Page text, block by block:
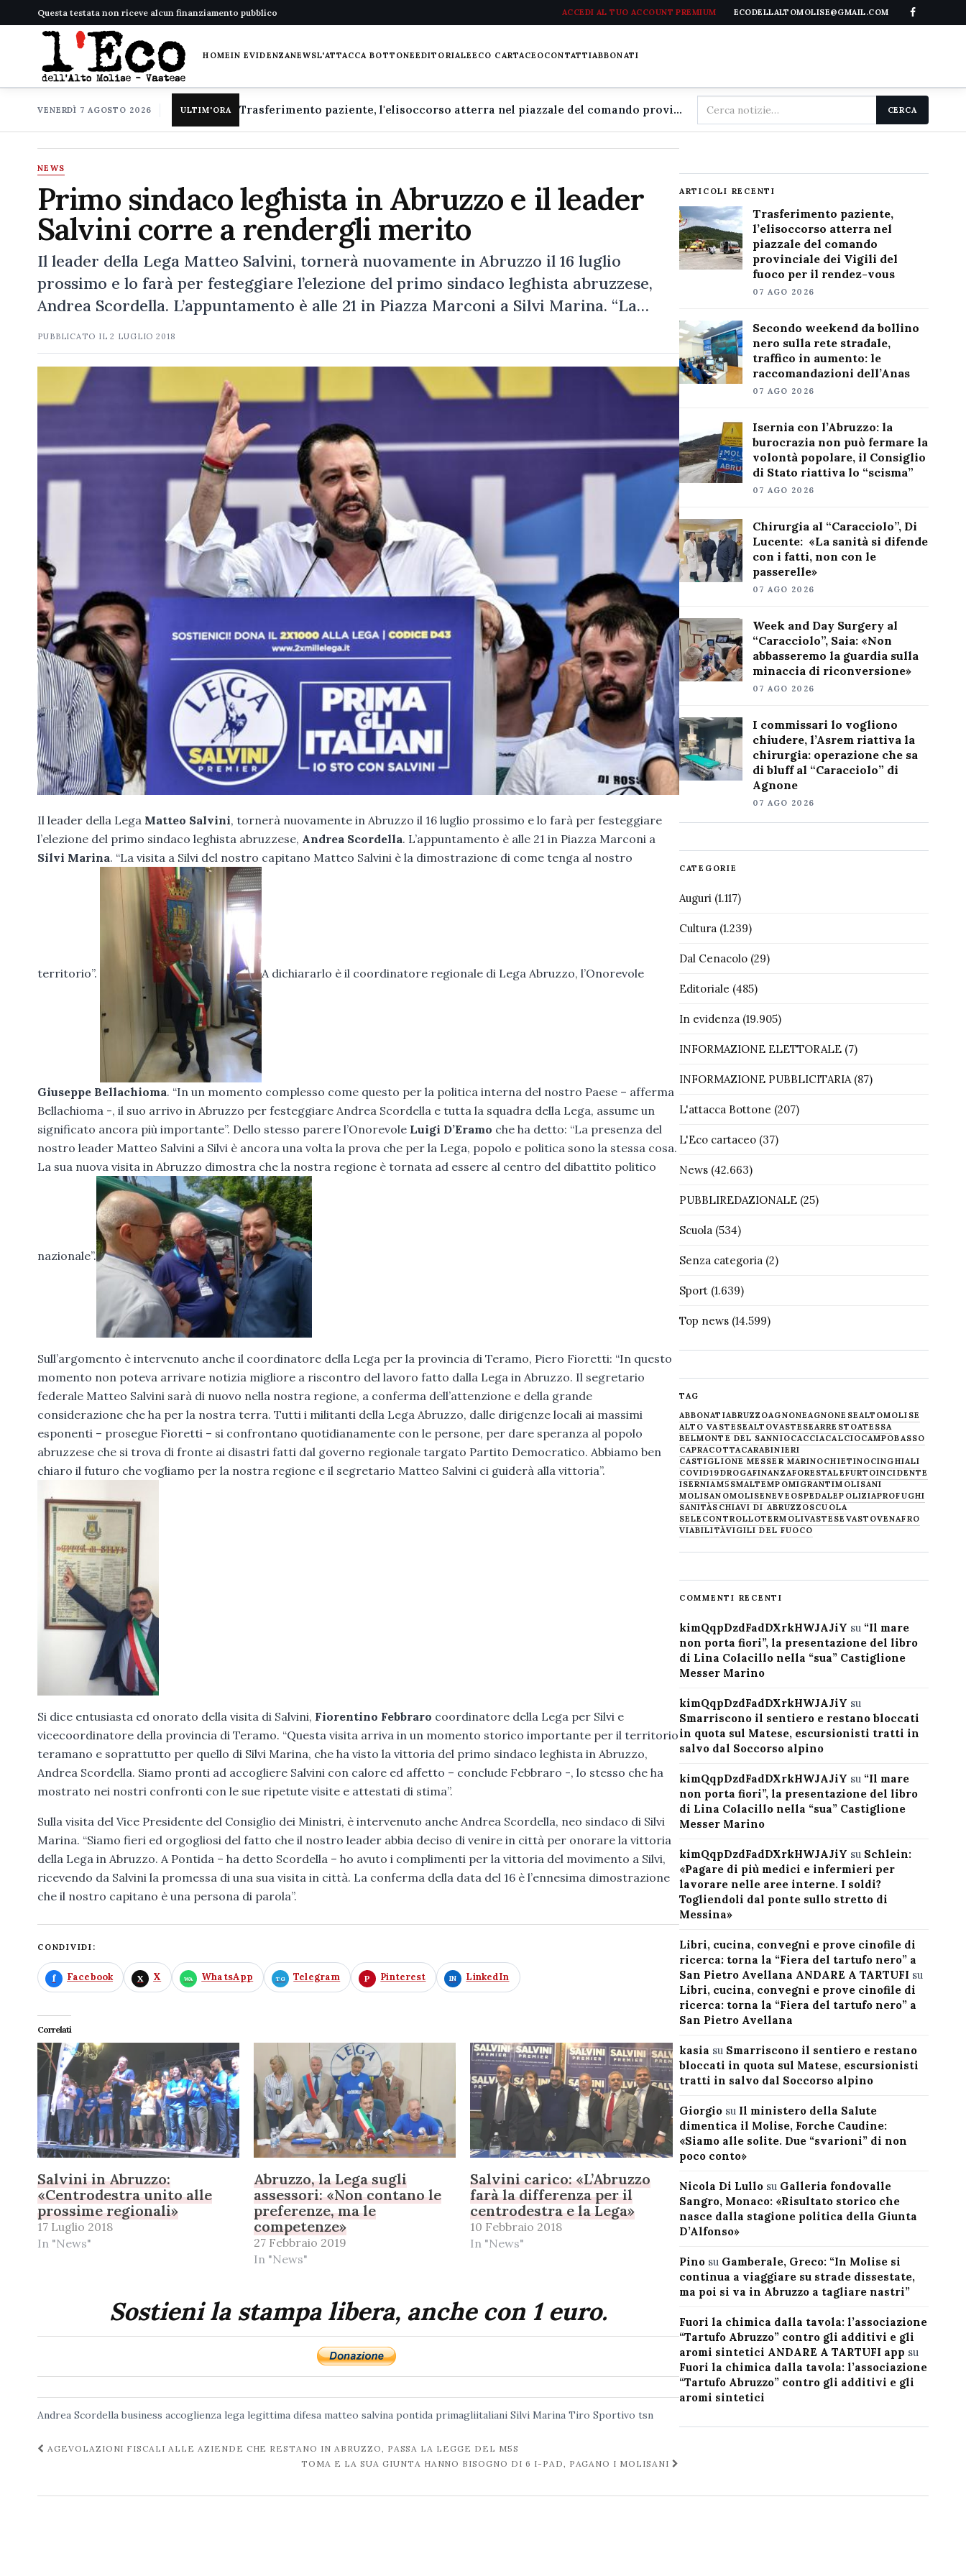
Questa testata non riceve alcun finanziamento pubblico ACCEDI AL TUO ACCOUNT PREMIUM ECODELLALTOMOLISE@GMAIL.COM
HOMEIN EVIDENZANEWSL'ATTACCA BOTTONEEDITORIALEECO CARTACEOCONTATTIABBONATI
VENERDÌ 7 AGOSTO 2026 ULTIM'ORA Trasferimento paziente, l'elisoccorso atterra nel piazzale del comando provinciale dei Vigili del fuoco per il rendez-vous
Cerca
nel
CERCA
NEWS
Primo sindaco leghista in Abruzzo e il leader
Salvini corre a rendergli merito
Il leader della Lega Matteo Salvini, tornerà nuovamente in Abruzzo il 16 luglio
prossimo e lo farà per festeggiare l’elezione del primo sindaco leghista abruzzese,
Andrea Scordella. L’appuntamento è alle 21 in Piazza Marconi a Silvi Marina. “La…
PUBBLICATO IL2 LUGLIO 2018
Il leader della Lega Matteo Salvini, tornerà nuovamente in Abruzzo il 16 luglio prossimo e lo farà per festeggiare
l’elezione del primo sindaco leghista abruzzese, Andrea Scordella. L’appuntamento è alle 21 in Piazza Marconi a
Silvi Marina. “La visita a Silvi del nostro capitano Matteo Salvini è la dimostrazione di come tenga al nostro
territorio”. A dichiararlo è il coordinatore regionale di Lega Abruzzo, l’Onorevole
Giuseppe Bellachioma. “In un momento complesso come questo per la politica interna del nostro Paese – afferma
Bellachioma -, il suo arrivo in Abruzzo per festeggiare Andrea Scordella e tutta la squadra della Lega, assume un
significato ancora più importante”. Dello stesso parere l’Onorevole Luigi D’Eramo che ha detto: “La presenza del
nostro leader Matteo Salvini a Silvi è ancora una volta la prova che per la Lega, popolo e politica sono la stessa cosa.
La sua nuova visita in Abruzzo dimostra che la nostra regione è tornata ad essere al centro del dibattito politico
nazionale”.
Sull’argomento è intervenuto anche il coordinatore della Lega per la provincia di Teramo, Piero Fioretti: “In questo
momento non poteva arrivare notizia migliore a riscontro del lavoro fatto dalla Lega in Abruzzo. Il segretario
federale Matteo Salvini sarà di nuovo nella nostra regione, a conferma dell’attenzione e della grande
considerazione che ha per la nostra terra. Tutti i militanti della Lega Abruzzo, dalle dirigenze locali ai massimi
esponenti – prosegue Fioretti – si confrontano quotidianamente con le persone, per dare speranza al popolo
abruzzese che si trova di fronte ai disastri fatti dal governo regionale targato Partito Democratico. Abbiamo ben
chiaro il futuro che vogliamo per la nostra regione e il segretario Matteo Salvini ci guiderà alla vittoria”.
Si dice entusiasta ed onorato della visita di Salvini, Fiorentino Febbraro coordinatore della Lega per Silvi e
vicecoordinatore della provincia di Teramo. “Questa visita arriva in un momento storico importante per il territorio
teramano e soprattutto per quello di Silvi Marina, che ha visto la vittoria del primo sindaco leghista in Abruzzo,
Andrea Scordella. Siamo pronti ad accogliere Salvini con calore ed affetto – conclude Febbraro -, lo stesso che ha
mostrato nei nostri confronti con le sue ripetute visite e attestati di stima”.
Sulla visita del Vice Presidente del Consiglio dei Ministri, è intervenuto anche Andrea Scordella, neo sindaco di Silvi
Marina. “Siamo fieri ed orgogliosi del fatto che il nostro leader abbia deciso di venire in città per onorare la vittoria
della Lega in Abruzzo. A Pontida – ha detto Scordella – ho avuto i complimenti per la vittoria del movimento a Silvi,
ricevendo da Salvini la promessa di una sua visita in città. La conferma della data del 16 è l’ennesima dimostrazione
che il nostro capitano è una persona di parola”.
CONDIVIDI:
Facebook X WhatsApp Telegram Pinterest LinkedIn
Correlati
Salvini in Abruzzo:
«Centrodestra unito alle
prossime regionali»
17 Luglio 2018
In "News"
Abruzzo, la Lega sugli
assessori: «Non contano le
preferenze, ma le
competenze»
27 Febbraio 2019
In "News"
Salvini carico: «L’Abruzzo
farà la differenza per il
centrodestra e la Lega»
10 Febbraio 2018
In "News"
Sostieni la stampa libera, anche con 1 euro.
Andrea Scordella business accoglienza lega legittima difesa matteo salvina pontida primagliitaliani Silvi Marina Tiro Sportivo tsn
Navigazione
AGEVOLAZIONI FISCALI ALLE AZIENDE CHE RESTANO IN ABRUZZO, PASSA LA LEGGE DEL M5S
TOMA E LA SUA GIUNTA HANNO BISOGNO DI 6 I-PAD, PAGANO I MOLISANI
ARTICOLI RECENTI
Trasferimento paziente,
l’elisoccorso atterra nel
piazzale del comando
provinciale dei Vigili del
fuoco per il rendez-vous
07 AGO 2026
Secondo weekend da bollino
nero sulla rete stradale,
traffico in aumento: le
raccomandazioni dell’Anas
07 AGO 2026
Isernia con l’Abruzzo: la
burocrazia non può fermare la
volontà popolare, il Consiglio
di Stato riattiva lo “scisma”
07 AGO 2026
Chirurgia al “Caracciolo”, Di
Lucente: «La sanità si difende
con i fatti, non con le
passerelle»
07 AGO 2026
Week and Day Surgery al
“Caracciolo”, Saia: «Non
abbasseremo la guardia sulla
minaccia di riconversione»
07 AGO 2026
I commissari lo vogliono
chiudere, l’Asrem riattiva la
chirurgia: operazione che sa
di bluff al “Caracciolo” di
Agnone
07 AGO 2026
CATEGORIE
Auguri(1.117)
Cultura(1.239)
Dal Cenacolo(29)
Editoriale (485)
In evidenza(19.905)
INFORMAZIONE ELETTORALE(7)
INFORMAZIONE PUBBLICITARIA(87)
L'attacca Bottone (207)
L'Eco cartaceo(37)
News(42.663)
PUBBLIREDAZIONALE(25)
Scuola(534)
Senza categoria(2)
Sport(1.639)
Top news(14.599)
TAG
ABBONATIABRUZZOAGNONEAGNONESEALTOMOLISE
ALTO VASTESEALTOVASTESEARRESTOATESSA
BELMONTE DEL SANNIOCACCIACALCIOCAMPOBASSO
CAPRACOTTACARABINIERI
CASTIGLIONE MESSER MARINOCHIETINOCINGHIALI
COVID19DROGAFINANZAFORESTALEFURTOINCIDENTE
ISERNIAM5SMALTEMPOMIGRANTIMOLISANI
MOLISANOMOLISENEVE OSPEDALEPOLIZIAPROFUGHI
SANITÀSCHIAVI DI ABRUZZOSCUOLA
SELECONTROLLOTERMOLIVASTESE VASTOVENAFRO
VIABILITÀVIGILI DEL FUOCO
COMMENTI RECENTI
kimQqpDzdFadDXrkHWJAJiY su “Il mare
non porta fiori”, la presentazione del libro
di Lina Colacillo nella “sua” Castiglione
Messer Marino
kimQqpDzdFadDXrkHWJAJiY su
Smarriscono il sentiero e restano bloccati
in quota sul Matese, escursionisti tratti in
salvo dal Soccorso alpino
kimQqpDzdFadDXrkHWJAJiY su “Il mare
non porta fiori”, la presentazione del libro
di Lina Colacillo nella “sua” Castiglione
Messer Marino
kimQqpDzdFadDXrkHWJAJiY su Schlein:
«Pagare di più medici e infermieri per
lavorare nelle aree interne. I soldi?
Togliendoli dal ponte sullo stretto di
Messina»
Libri, cucina, convegni e prove cinofile di
ricerca: torna la “Fiera del tartufo nero” a
San Pietro Avellana ANDARE A TARTUFI su
Libri, cucina, convegni e prove cinofile di
ricerca: torna la “Fiera del tartufo nero” a
San Pietro Avellana
kasia su Smarriscono il sentiero e restano
bloccati in quota sul Matese, escursionisti
tratti in salvo dal Soccorso alpino
Giorgiosu Il ministero della Salute
dimentica il Molise, Forche Caudine:
«Siamo alle solite. Due “svarioni” di non
poco conto»
Nicola Di Lullosu Galleria fondovalle
Sangro, Monaco: «Risultato storico che
nasce dalla stagione politica della Giunta
D’Alfonso»
Pinosu Gamberale, Greco: “In Molise si
continua a viaggiare su strade dissestate,
ma poi si va in Abruzzo a tagliare nastri”
Fuori la chimica dalla tavola: l’associazione
“Tartufo Abruzzo” contro gli additivi e gli
aromi sintetici ANDARE A TARTUFI app su
Fuori la chimica dalla tavola: l’associazione
“Tartufo Abruzzo” contro gli additivi e gli
aromi sintetici